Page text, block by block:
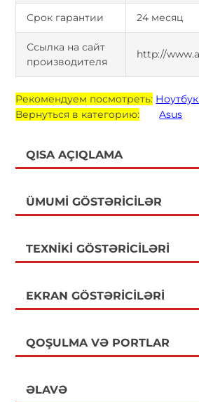
Срок гарантии 24 месяц
Ссылка на сайт
производителя
http://
Рекомендуем посмотреть:
Вернуться в категорию:
Asus
QISA AÇIQLAMA
ÜMUMI GÖSTƏRICILƏR
TEXNIKI GÖSTƏRICILƏRI
EKRAN GÖSTƏRICILƏRI
QOŞULMA VƏ PORTLAR
ƏLAVƏ